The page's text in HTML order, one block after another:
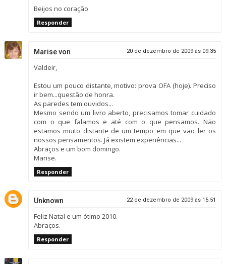
Beijos no coração
Responder
Marise von 20 de dezembro de 2009 às 09:35
Valdeir,
Estou um pouco distante, motivo: prova OFA (hoje). Preciso
ir bem...questão de honra.
As paredes tem ouvidos...
Mesmo sendo um livro aberto, precisamos tomar cuidado
com o que falamos e até com o que pensamos. Não
estamos muito distante de um tempo em que vão ler os
nossos pensamentos. Já existem experiências...
Abraços e um bom domingo.
Marise.
Responder
Unknown 22 de dezembro de 2009 às 15:51
Feliz Natal e um ótimo 2010.
Abraços.
Responder